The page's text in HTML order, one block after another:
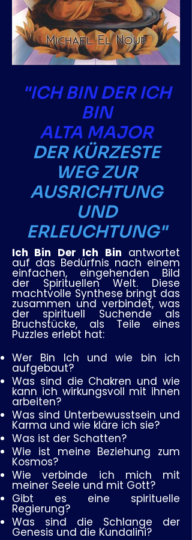
"ICH BIN DER ICH
BIN
ALTA MAJOR
DER KÜRZESTE
WEG ZUR
AUSRICHTUNG
UND
ERLEUCHTUNG"
Ich Bin Der Ich Bin antwortet
auf das Bedürfnis nach einem
einfachen, eingehenden Bild
der Spirituellen Welt. Diese
machtvolle Synthese bringt das
zusammen und verbindet, was
der spirituell Suchende als
Bruchstücke, als Teile eines
Puzzles erlebt hat:
Wer Bin Ich und wie bin ich
aufgebaut?
Was sind die Chakren und wie
kann ich wirkungsvoll mit ihnen
arbeiten?
Was sind Unterbewusstsein und
Karma und wie kläre ich sie?
Was ist der Schatten?
Wie ist meine Beziehung zum
Kosmos?
Wie verbinde ich mich mit
meiner Seele und mit Gott?
Gibt es eine spirituelle
Regierung?
Was sind die Schlange der
Genesis und die Kundalini?